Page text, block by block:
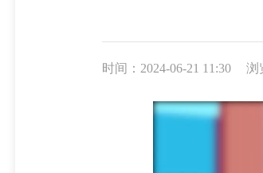
时间：2024-06-21 11:30 浏